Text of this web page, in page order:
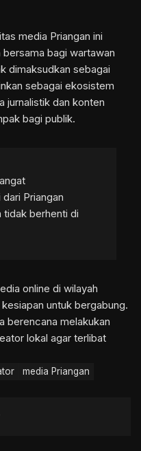
media Priangan ini
bagi wartawan
dimaksudkan sebagai
sebagai ekosistem
jurnalistik dan konten
bagi publik.
Priangan
tidak berhenti di
online di wilayah
untuk bergabung.
berencana melakukan
lokal agar terlibat
media Priangan